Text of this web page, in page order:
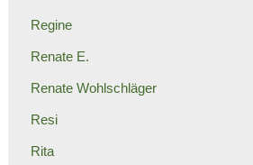
Regine
Renate E.
Renate Wohlschläger
Resi
Rita